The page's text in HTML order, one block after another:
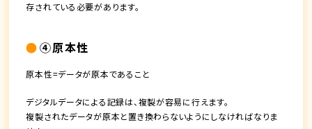
存されている必要があります。
④原本性
原本性=データが原本であること
デジタルデータによる記録は、複製が容易に行えます。
複製されたデータが原本と置き換わらないようにしなければなりま